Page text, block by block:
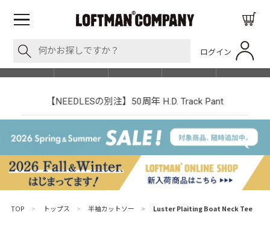
ログイン
SHOP LIST
【NEEDLESの別注】50周年 H.D. Track Pant
TOP > トップス > 半袖カットソー > Luster Plaiting Boat Neck Tee